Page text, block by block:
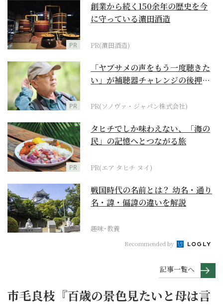
PR
創業から続く150余年の歴史を今
に守っている濵田酒造
PR(濵田酒造)
PR
「ヤブサメの声をもう一度聴きた
い」が補聴器チャレンジの後押し
PR(ソノヴァ・ジャパン株式会社)
PR
タヒチでしか味わえない、「海の
民」の記憶へとつながる旅
PR(エア タヒチ ヌイ)
戦国時代の名前とは？ 幼名・通り
名・諱・偏諱の違いを解説
趣味･教養
Recommended by
記事一覧へ
市毛良枝『百歳の景色見たいと母は言